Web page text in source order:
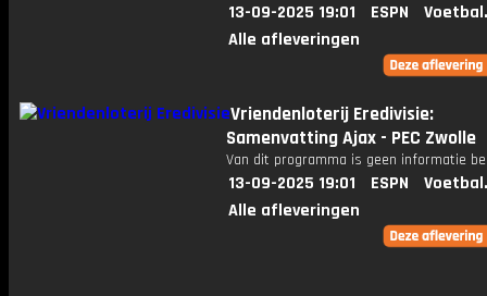
13-09-2025 19:01 ESPN
Alle afleveringen
Vriendenloterij Eredivisie:
Samenvatting Ajax - PEC Zwolle
Van dit programma is geen informatie
13-09-2025 19:01 ESPN
Alle afleveringen